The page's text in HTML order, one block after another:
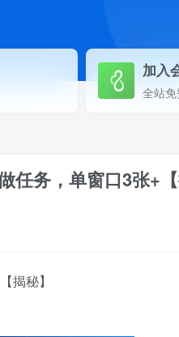
加入
全站
务，单窗口3张+【
揭秘】